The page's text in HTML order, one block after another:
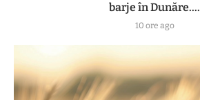
barje în Dunăre....
10 ore ago